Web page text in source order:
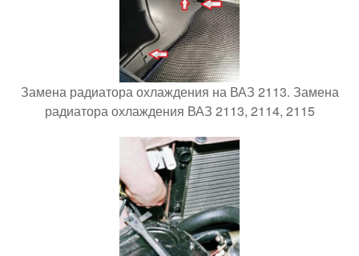
Замена радиатора охлаждения на ВАЗ 2113. Замена
радиатора охлаждения ВАЗ 2113, 2114, 2115